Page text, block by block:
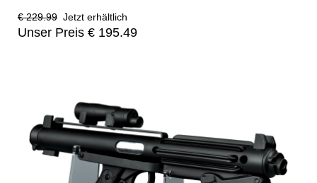
€ 229.99 Jetzt erhältlich
Unser Preis € 195.49